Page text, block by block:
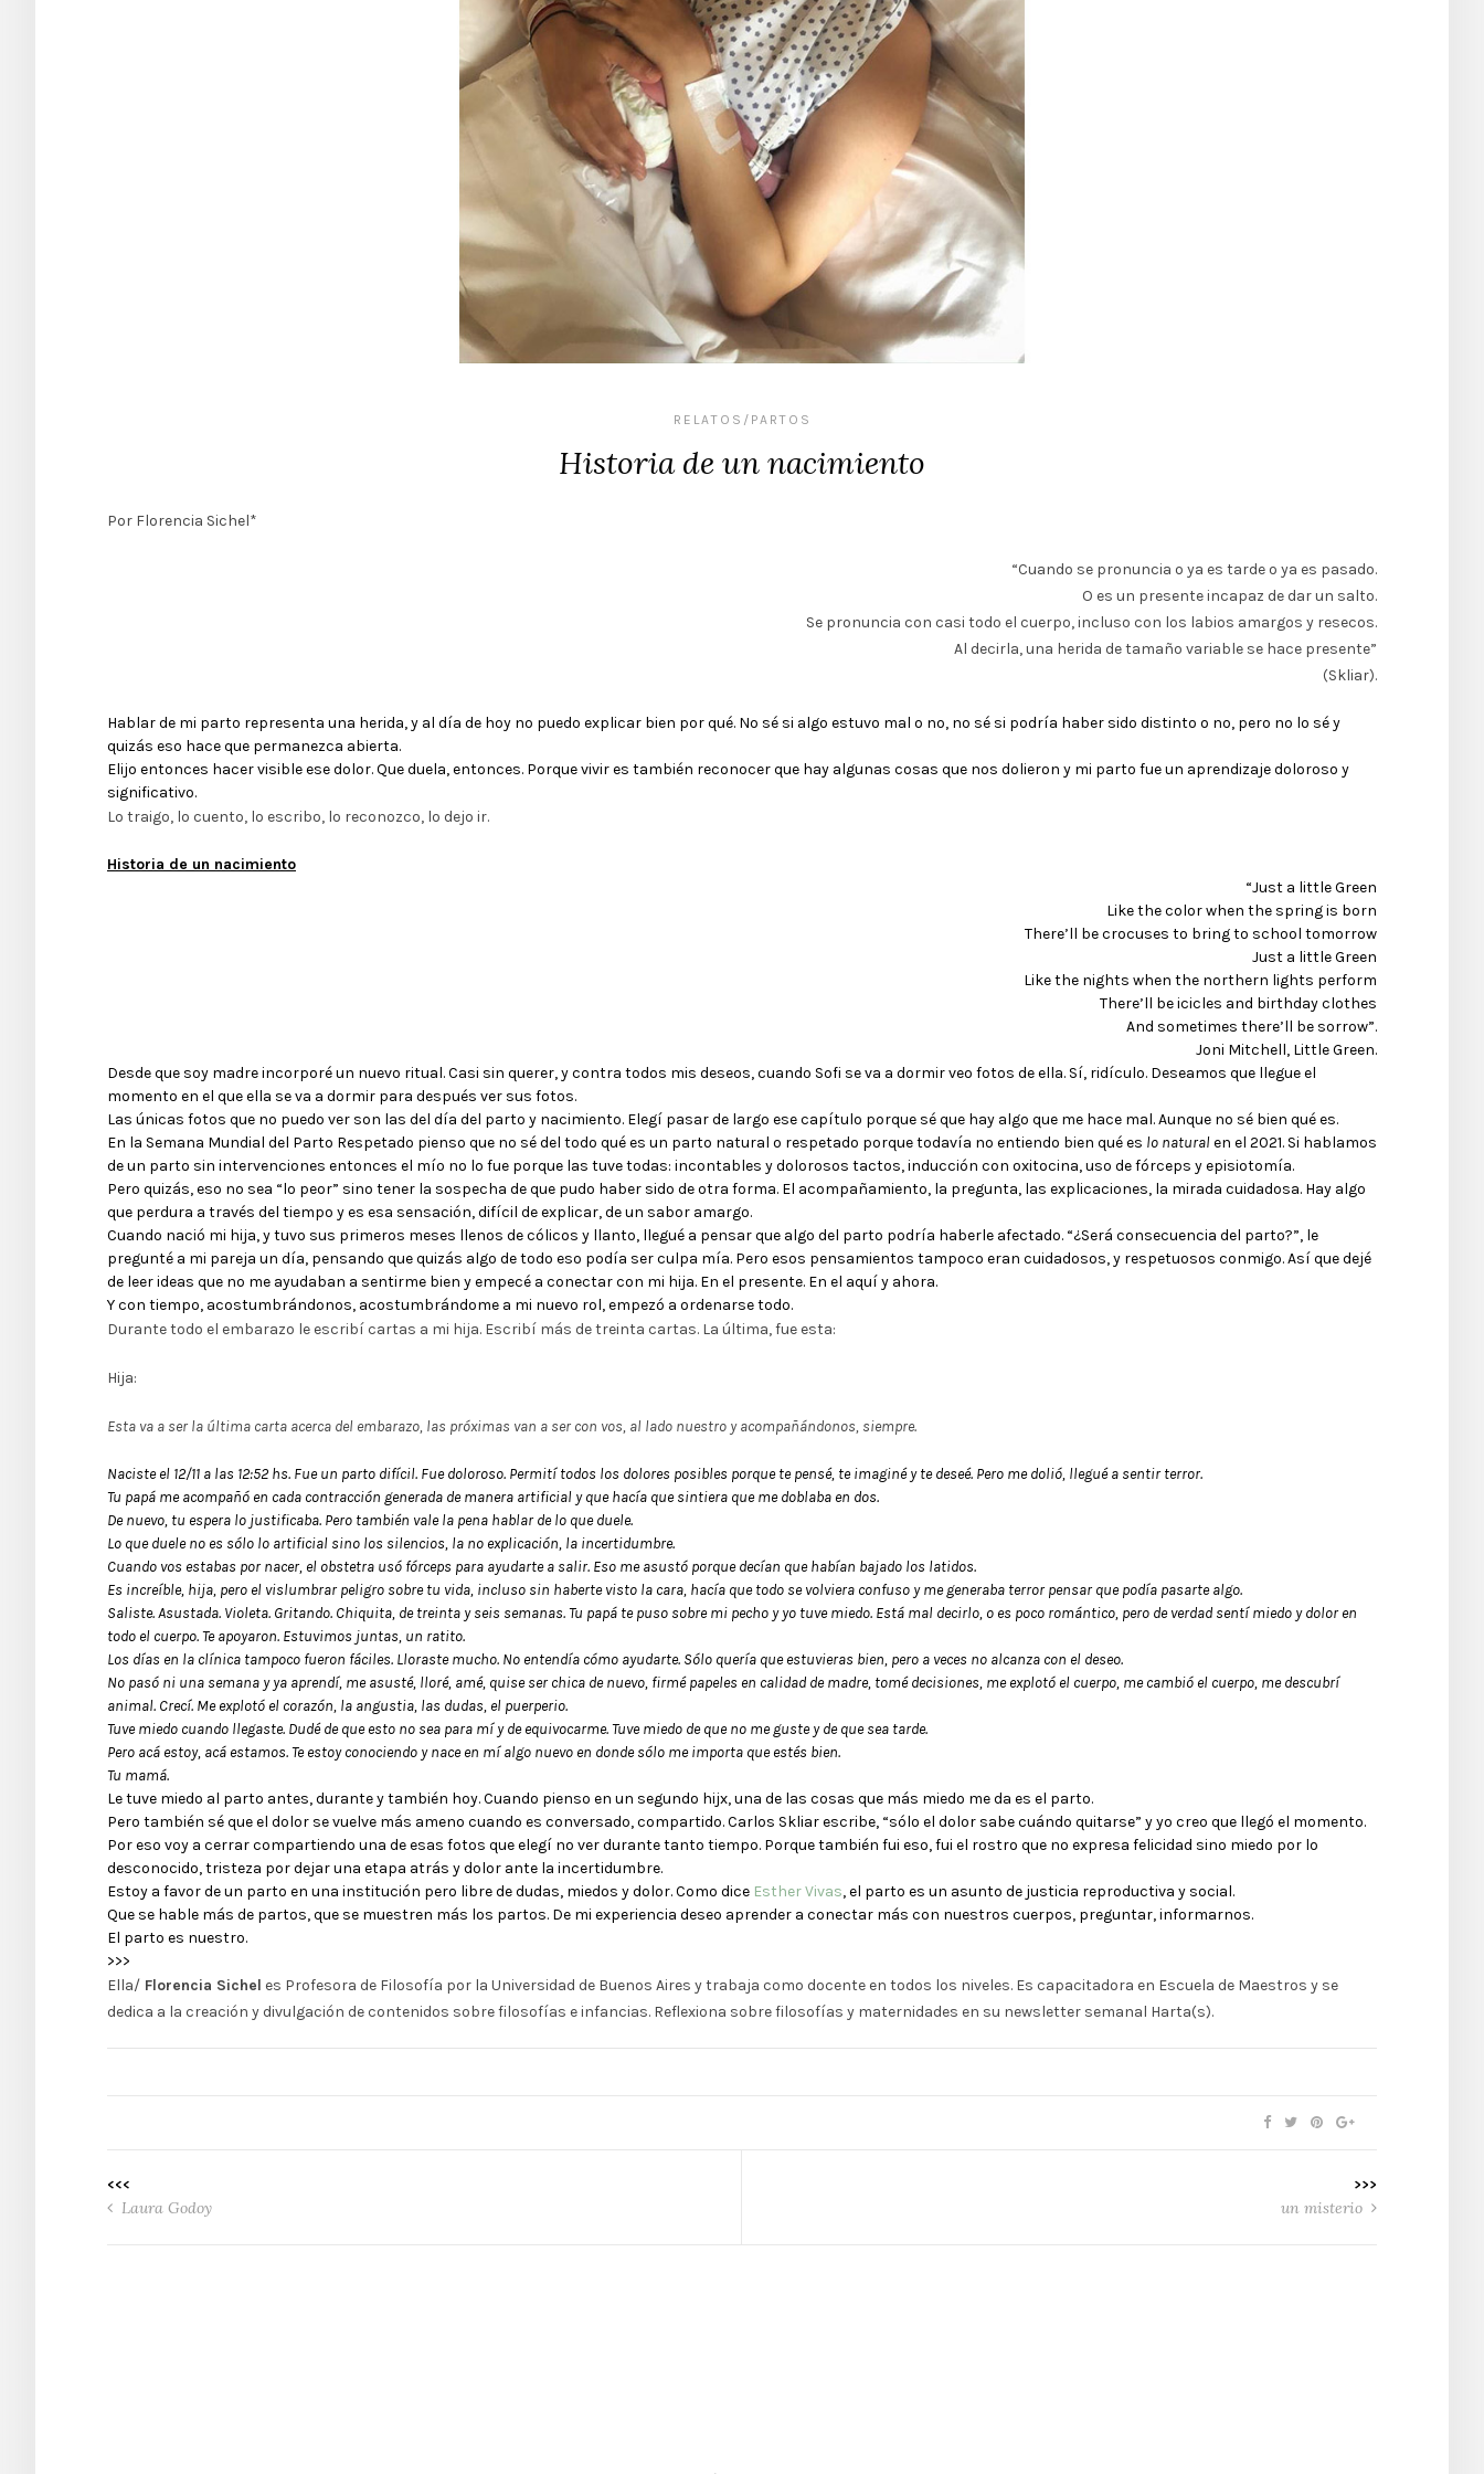
RELATOS/PARTOS
Historia de un nacimiento
Por Florencia Sichel*
“Cuando se pronuncia o ya es tarde o ya es pasado.
O es un presente incapaz de dar un salto.
Se pronuncia con casi todo el cuerpo, incluso con los labios amargos y resecos.
Al decirla, una herida de tamaño variable se hace presente”
(Skliar).
Hablar de mi parto representa una herida, y al día de hoy no puedo explicar bien por qué. No sé si algo estuvo mal o no, no sé si podría haber sido distinto o no, pero no lo sé y
quizás eso hace que permanezca abierta.
Elijo entonces hacer visible ese dolor. Que duela, entonces. Porque vivir es también reconocer que hay algunas cosas que nos dolieron y mi parto fue un aprendizaje doloroso y
significativo.
Lo traigo, lo cuento, lo escribo, lo reconozco, lo dejo ir.
Historia de un nacimiento
“Just a little Green
Like the color when the spring is born
There’ll be crocuses to bring to school tomorrow
Just a little Green
Like the nights when the northern lights perform
There’ll be icicles and birthday clothes
And sometimes there’ll be sorrow”.
Joni Mitchell, Little Green.
Desde que soy madre incorporé un nuevo ritual. Casi sin querer, y contra todos mis deseos, cuando Sofi se va a dormir veo fotos de ella. Sí, ridículo. Deseamos que llegue el
momento en el que ella se va a dormir para después ver sus fotos.
Las únicas fotos que no puedo ver son las del día del parto y nacimiento. Elegí pasar de largo ese capítulo porque sé que hay algo que me hace mal. Aunque no sé bien qué es.
En la Semana Mundial del Parto Respetado pienso que no sé del todo qué es un parto natural o respetado porque todavía no entiendo bien qué es lo naturalen el 2021. Si hablamos
de un parto sin intervenciones entonces el mío no lo fue porque las tuve todas: incontables y dolorosos tactos, inducción con oxitocina, uso de fórceps y episiotomía.
Pero quizás, eso no sea “lo peor” sino tener la sospecha de que pudo haber sido de otra forma. El acompañamiento, la pregunta, las explicaciones, la mirada cuidadosa. Hay algo
que perdura a través del tiempo y es esa sensación, difícil de explicar, de un sabor amargo.
Cuando nació mi hija, y tuvo sus primeros meses llenos de cólicos y llanto, llegué a pensar que algo del parto podría haberle afectado. “¿Será consecuencia del parto?”, le
pregunté a mi pareja un día, pensando que quizás algo de todo eso podía ser culpa mía. Pero esos pensamientos tampoco eran cuidadosos, y respetuosos conmigo. Así que dejé
de leer ideas que no me ayudaban a sentirme bien y empecé a conectar con mi hija. En el presente. En el aquí y ahora.
Y con tiempo, acostumbrándonos, acostumbrándome a mi nuevo rol, empezó a ordenarse todo.
Durante todo el embarazo le escribí cartas a mi hija. Escribí más de treinta cartas. La última, fue esta:
Hija:
Esta va a ser la última carta acerca del embarazo, las próximas van a ser con vos, al lado nuestro y acompañándonos, siempre.
Naciste el 12/11 a las 12:52 hs. Fue un parto difícil. Fue doloroso. Permití todos los dolores posibles porque te pensé, te imaginé y te deseé. Pero me dolió, llegué a sentir terror.
Tu papá me acompañó en cada contracción generada de manera artificial y que hacía que sintiera que me doblaba en dos.
De nuevo, tu espera lo justificaba. Pero también vale la pena hablar de lo que duele.
Lo que duele no es sólo lo artificial sino los silencios, la no explicación, la incertidumbre.
Cuando vos estabas por nacer, el obstetra usó fórceps para ayudarte a salir. Eso me asustó porque decían que habían bajado los latidos.
Es increíble, hija, pero el vislumbrar peligro sobre tu vida, incluso sin haberte visto la cara, hacía que todo se volviera confuso y me generaba terror pensar que podía pasarte algo.
Saliste. Asustada. Violeta. Gritando. Chiquita, de treinta y seis semanas. Tu papá te puso sobre mi pecho y yo tuve miedo. Está mal decirlo, o es poco romántico, pero de verdad sentí miedo y dolor en
todo el cuerpo. Te apoyaron. Estuvimos juntas, un ratito.
Los días en la clínica tampoco fueron fáciles. Lloraste mucho. No entendía cómo ayudarte. Sólo quería que estuvieras bien, pero a veces no alcanza con el deseo.
No pasó ni una semana y ya aprendí, me asusté, lloré, amé, quise ser chica de nuevo, firmé papeles en calidad de madre, tomé decisiones, me explotó el cuerpo, me cambió el cuerpo, me descubrí
animal. Crecí. Me explotó el corazón, la angustia, las dudas, el puerperio.
Tuve miedo cuando llegaste. Dudé de que esto no sea para mí y de equivocarme. Tuve miedo de que no me guste y de que sea tarde.
Pero acá estoy, acá estamos. Te estoy conociendo y nace en mí algo nuevo en donde sólo me importa que estés bien.
Tu mamá.
Le tuve miedo al parto antes, durante y también hoy. Cuando pienso en un segundo hijx, una de las cosas que más miedo me da es el parto.
Pero también sé que el dolor se vuelve más ameno cuando es conversado, compartido. Carlos Skliar escribe, “sólo el dolor sabe cuándo quitarse” y yo creo que llegó el momento.
Por eso voy a cerrar compartiendo una de esas fotos que elegí no ver durante tanto tiempo. Porque también fui eso, fui el rostro que no expresa felicidad sino miedo por lo
desconocido, tristeza por dejar una etapa atrás y dolor ante la incertidumbre.
Estoy a favor de un parto en una institución pero libre de dudas, miedos y dolor. Como dice Esther Vivas, el parto es un asunto de justicia reproductiva y social.
Que se hable más de partos, que se muestren más los partos. De mi experiencia deseo aprender a conectar más con nuestros cuerpos, preguntar, informarnos.
El parto es nuestro.
>>>
Ella/ Florencia Sichel es Profesora de Filosofía por la Universidad de Buenos Aires y trabaja como docente en todos los niveles. Es capacitadora en Escuela de Maestros y se
dedica a la creación y divulgación de contenidos sobre filosofías e infancias. Reflexiona sobre filosofías y maternidades en su newsletter semanal Harta(s).
<<<
Laura Godoy
>>>
un misterio